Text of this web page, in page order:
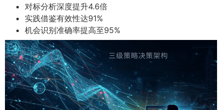
对标分析深度提升4.6倍
实践借鉴有效性达91%
机会识别准确率提高至95%